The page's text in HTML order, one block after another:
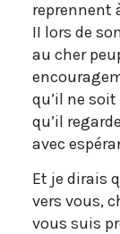
reprennent
II lors de
au cher
qu’il ne
qu’il
avec
Et je dirais
vers vous,
vous suis